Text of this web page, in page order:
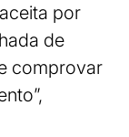
por
de
comprovar